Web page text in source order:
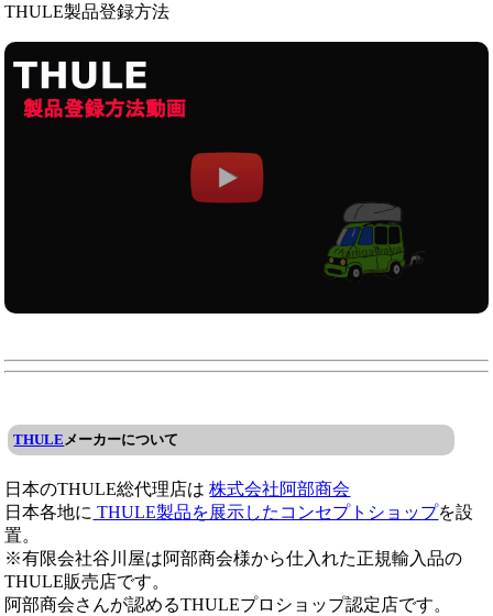
THULE製品登録方法
THULEメーカーについて
日本のTHULE総代理店は株式会社阿部商会
日本各地に THULE製品を展示したコンセプトショップを設
置。
※有限会社谷川屋は阿部商会様から仕入れた正規輸入品の
THULE販売店です。
阿部商会さんが認めるTHULEプロショップ認定店です。